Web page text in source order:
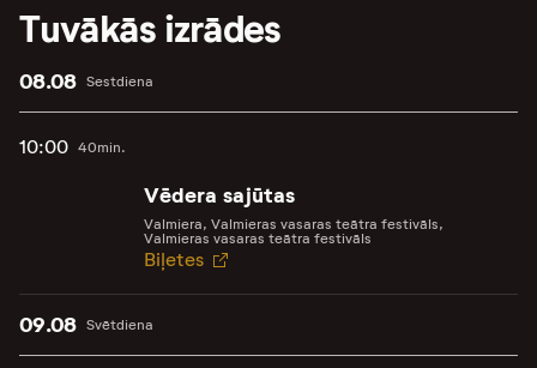
Tuvākās izrādes
Sestdiena
08.08
10:00 40min.
Vēdera sajūtas
Valmiera, Valmieras vasaras teātra festivāls,
Valmieras vasaras teātra festivāls
Biļetes
Svētdiena
09.08